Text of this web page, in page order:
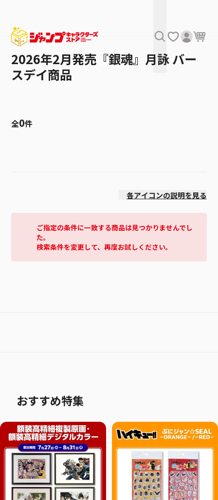
2026年2月発売『銀魂』月詠 バー
スデイ商品
全0件
各アイコンの説明を見る
ご指定の条件に一致する商品は見つかりませんでし
た。
検索条件を変更して、再度お試しください。
おすすめ特集